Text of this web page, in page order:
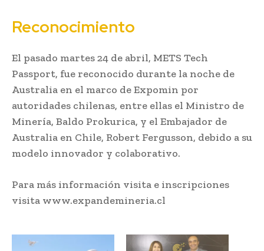
Reconocimiento
El pasado martes 24 de abril, METS Tech
Passport, fue reconocido durante la noche de
Australia en el marco de Expomin por
autoridades chilenas, entre ellas el Ministro de
Minería, Baldo Prokurica, y el Embajador de
Australia en Chile, Robert Fergusson, debido a su
modelo innovador y colaborativo.
Para más información visita e inscripciones
visita www.expandemineria.cl